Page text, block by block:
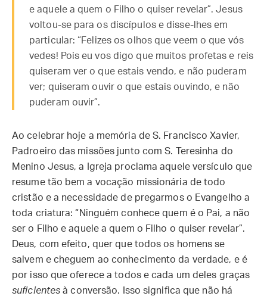
e aquele a quem o Filho o quiser revelar”. Jesus
voltou-se para os discípulos e disse-lhes em
particular: “Felizes os olhos que veem o que vós
vedes! Pois eu vos digo que muitos profetas e reis
quiseram ver o que estais vendo, e não puderam
ver; quiseram ouvir o que estais ouvindo, e não
puderam ouvir”.
Ao celebrar hoje a memória de S. Francisco Xavier,
Padroeiro das missões junto com S. Teresinha do
Menino Jesus, a Igreja proclama aquele versículo que
resume tão bem a vocação missionária de todo
cristão e a necessidade de pregarmos o Evangelho a
toda criatura: “Ninguém conhece quem é o Pai, a não
ser o Filho e aquele a quem o Filho o quiser revelar”.
Deus, com efeito, quer que todos os homens se
salvem e cheguem ao conhecimento da verdade, e é
por isso que oferece a todos e cada um deles graças
suficientes à conversão. Isso significa que não há